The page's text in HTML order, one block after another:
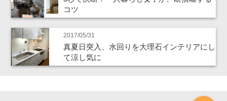
コツ
2017/05/31
真夏日突入、水回りを大理石インテリアにし
て涼し気に